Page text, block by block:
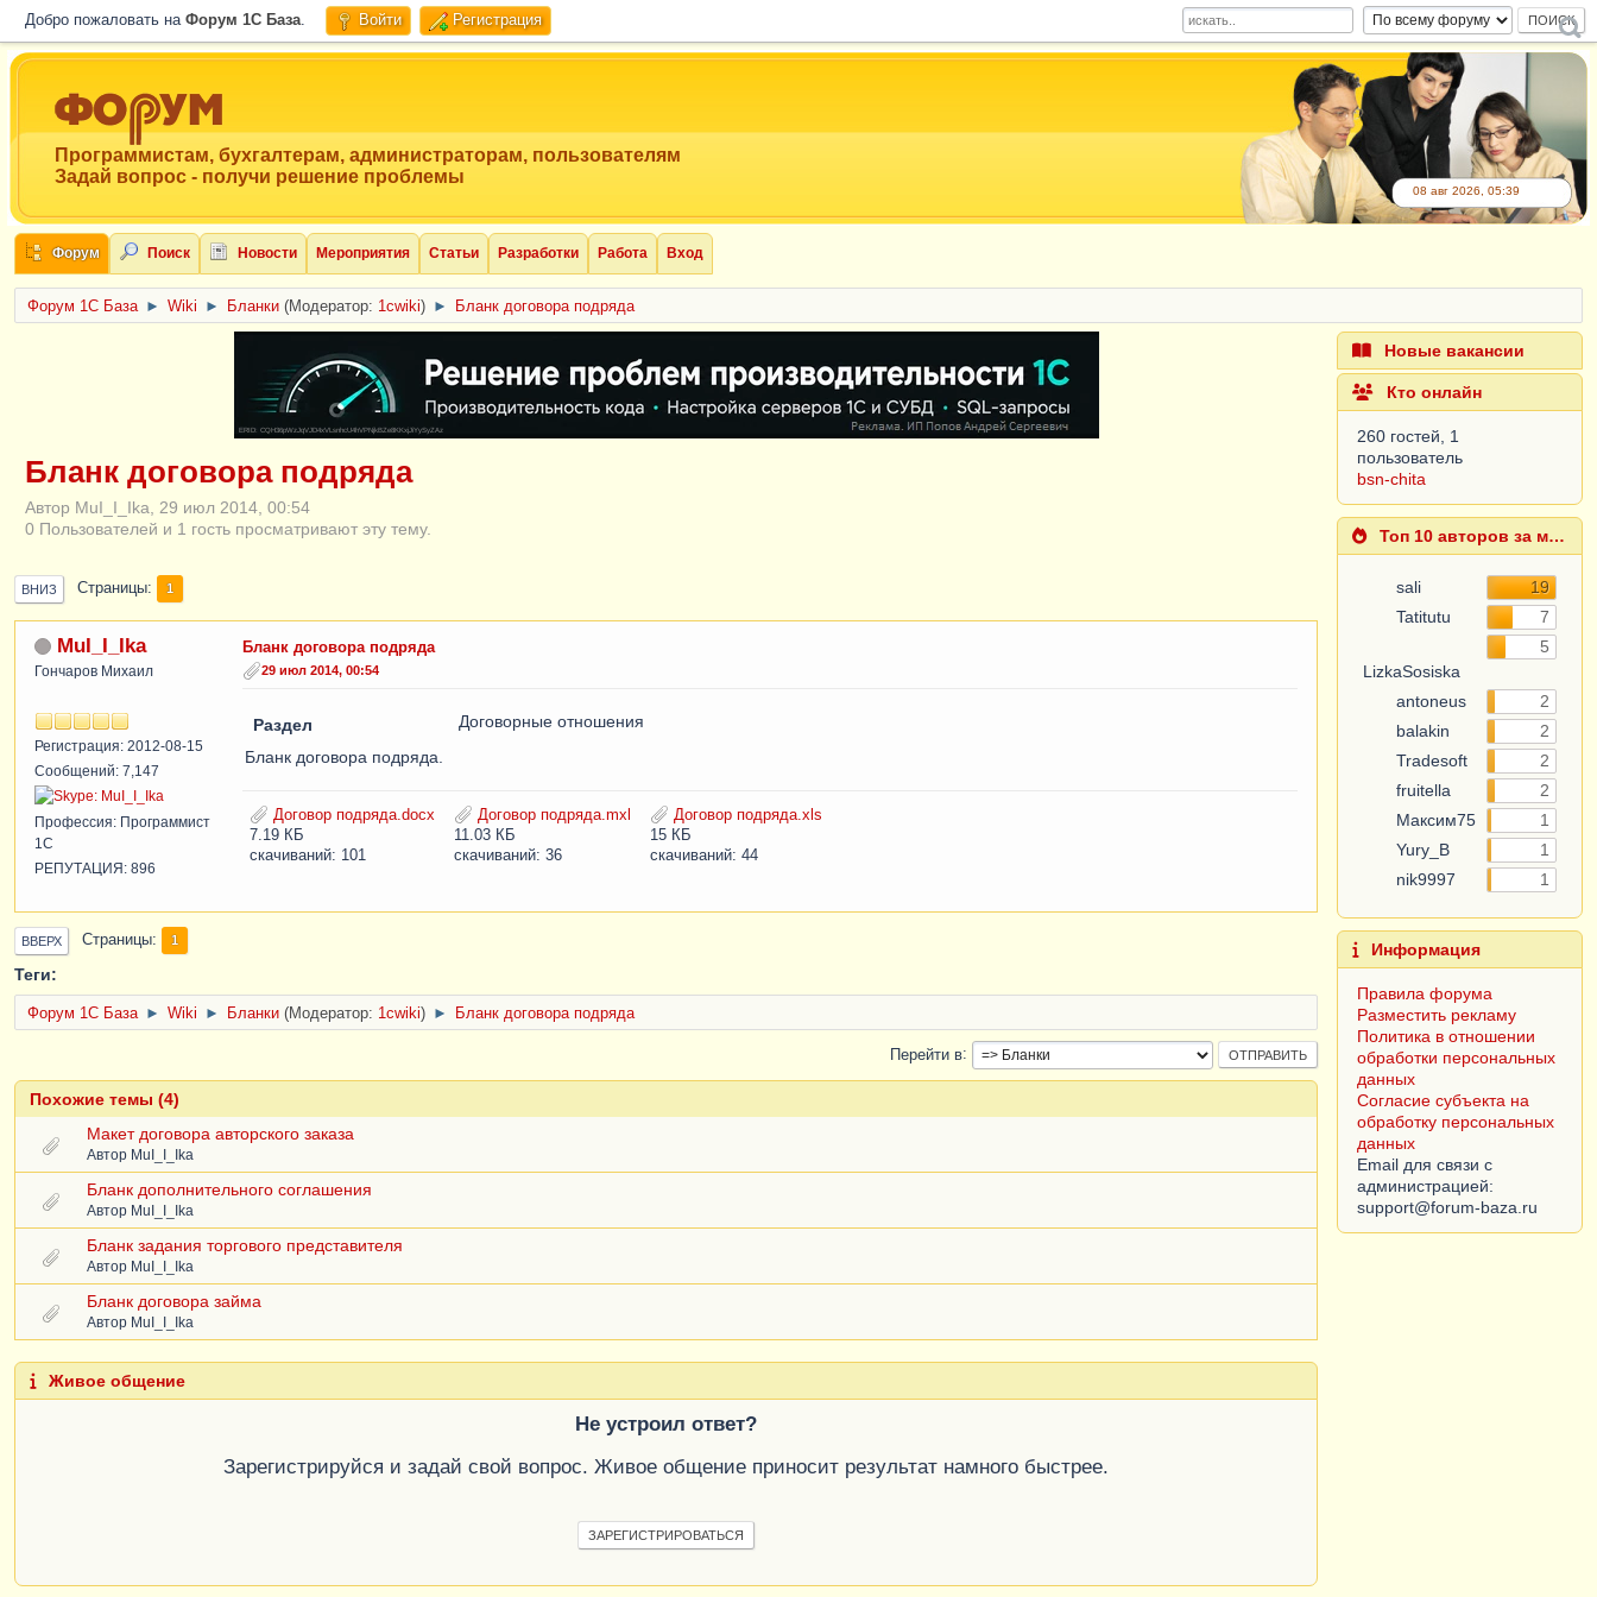
Добро пожаловать на Форум 1C База. Войти Регистрация
Программистам, бухгалтерам, администраторам, пользователям
Задай вопрос - получи решение проблемы
08 авг 2026, 05:39
Форум Поиск Новости Мероприятия Статьи Разработки Работа Вход
Форум 1C База ► Wiki ► Бланки (Модератор: 1cwiki) ► Бланк договора подряда
ERID: CQH36pWzJqVJD4xVLsnhcU4hVPNjkBZe8KKxjJiYySyZAz
Бланк договора подряда
Автор MuI_I_Ika, 29 июл 2014, 00:54
0 Пользователей и 1 гость просматривают эту тему.
ВНИЗ Страницы 1
MuI_I_Ika
Гончаров Михаил
Регистрация: 2012-08-15
Сообщений: 7,147
Профессия: Программист
1С
РЕПУТАЦИЯ: 896
Бланк договора подряда
29 июл 2014, 00:54
Раздел
Договорные отношения
Бланк договора подряда.
Договор подряда.docx
7.19 КБ
скачиваний: 101
Договор подряда.mxl
11.03 КБ
скачиваний: 36
Договор подряда.xls
15 КБ
скачиваний: 44
ВВЕРХ Страницы 1
Теги:
Форум 1C База ► Wiki ► Бланки (Модератор: 1cwiki) ► Бланк договора подряда
Перейти в
Похожие темы (4)
Макет договора авторского заказа
Автор MuI_I_Ika
Бланк дополнительного соглашения
Автор MuI_I_Ika
Бланк задания торгового представителя
Автор MuI_I_Ika
Бланк договора займа
Автор MuI_I_Ika
Живое общение
Не устроил ответ?
Зарегистрируйся и задай свой вопрос. Живое общение приносит результат намного быстрее.
ЗАРЕГИСТРИРОВАТЬСЯ
Новые вакансии
Кто онлайн
260 гостей, 1
пользователь
bsn-chita
Топ 10 авторов за месяц
sali
19
Tatitutu
7
LizkaSosiska
5
antoneus
2
balakin
2
Tradesoft
2
fruitella
2
Максим75
1
Yury_B
1
nik9997
1
Информация
Правила форума
Разместить рекламу
Политика в отношении
обработки персональных
данных
Согласие субъекта на
обработку персональных
данных
Email для связи с
администрацией: